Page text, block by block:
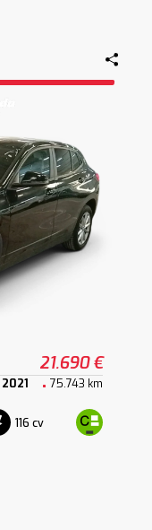
21.690 €
2021 75.743 km
116 cv